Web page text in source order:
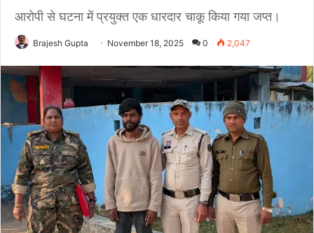
आरोपी से घटना में प्रयुक्त एक धारदार चाकू किया गया जप्त।
Brajesh Gupta November 18, 2025 0 2,047